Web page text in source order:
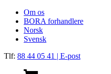
Om os
BORA forhandlere
Norsk
Svensk
Tlf: 88 44 05 41 | E-post